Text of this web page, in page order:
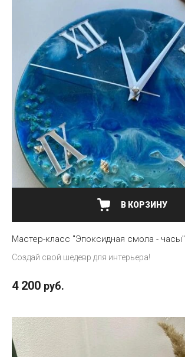
В КОРЗИНУ
Мастер-класс "Эпоксидная смола - часы"
Создай свой шедевр для интерьера!
4 200 руб.